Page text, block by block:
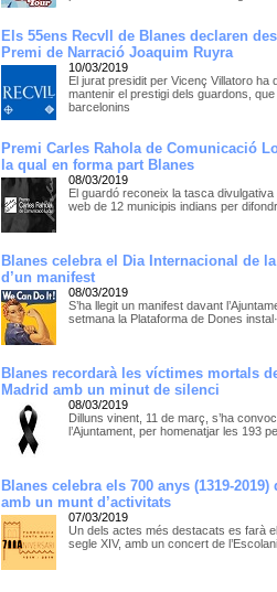
Els 55ens Recvll de Blanes declaren
Premi de Narració Joaquim Ruyra
10/03/2019
El jurat presidit per Vicenç Villatoro
mantenir el prestigi dels guardons,
barcelonins
Premi Carles Rahola de Comunicació
la qual en forma part Blanes
08/03/2019
El guardó reconeix la tasca
web de 12 municipis indians per
Blanes celebra el Dia Internacional de
d’un manifest
08/03/2019
S’ha llegit un manifest davant
setmana la Plataforma de Dones
Blanes recordarà les víctimes mortals
Madrid amb un minut de silenci
08/03/2019
Dilluns vinent, 11 de març, s’ha
l’Ajuntament, per homenatjar les 193
Blanes celebra els 700 anys (1319-
amb un munt d’activitats
07/03/2019
Un dels actes més destacats es farà
segle XIV, amb un concert de